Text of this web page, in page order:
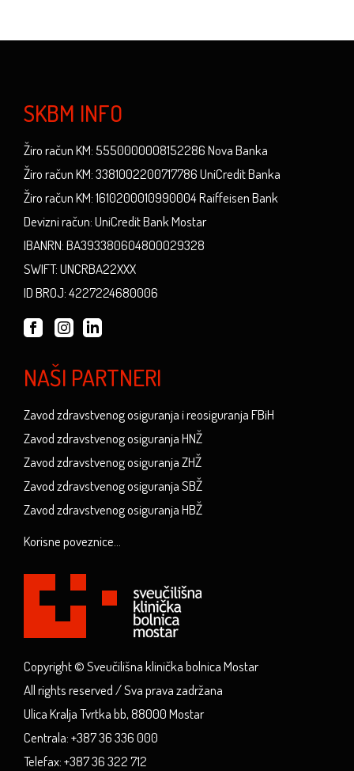
SKBM INFO
Žiro račun KM: 5550000008152286 Nova Banka
Žiro račun KM: 3381002200717786 UniCredit Banka
Žiro račun KM: 1610200010990004 Raiffeisen Bank
Devizni račun: UniCredit Bank Mostar
IBANRN: BA393380604800029328
SWIFT: UNCRBA22XXX
ID BROJ: 4227224680006
NAŠI PARTNERI
Zavod zdravstvenog osiguranja i reosiguranja FBiH
Zavod zdravstvenog osiguranja HNŽ
Zavod zdravstvenog osiguranja ZHŽ
Zavod zdravstvenog osiguranja SBŽ
Zavod zdravstvenog osiguranja HBŽ
Korisne poveznice...
Copyright © Sveučilišna klinička bolnica Mostar
All rights reserved / Sva prava zadržana
Ulica Kralja Tvrtka bb, 88000 Mostar
Centrala: +387 36 336 000
Telefax: +387 36 322 712